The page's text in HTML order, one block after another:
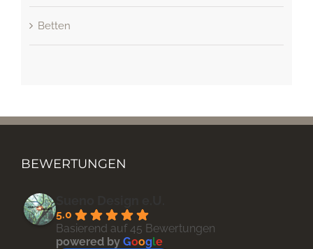
Betten
BEWERTUNGEN
5.0
Basierend auf 45 Bewertungen
powered by Google